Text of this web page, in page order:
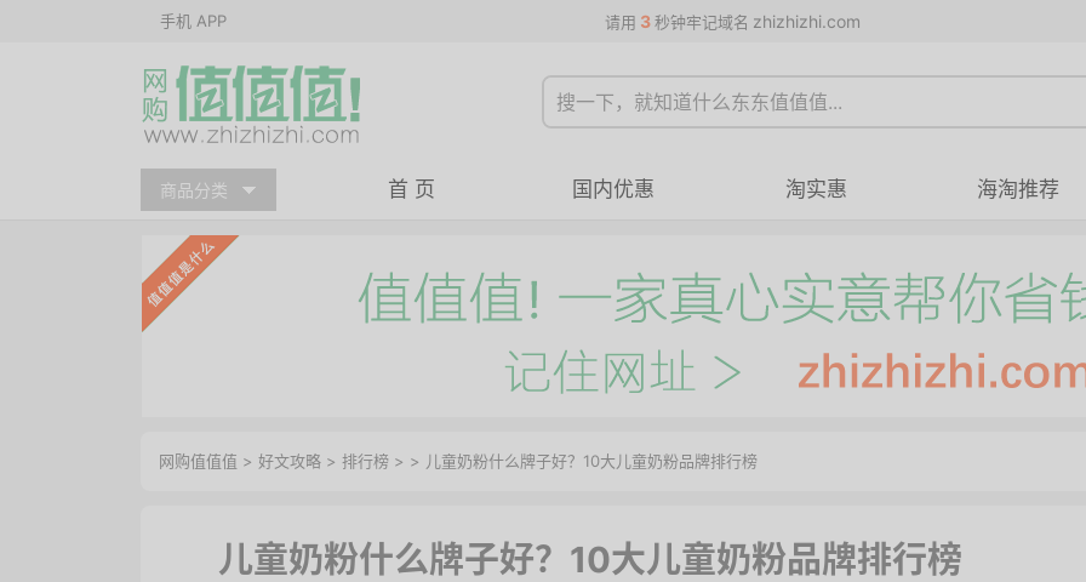
手机 APP 请用 3 秒钟牢记域名 zhizhizhi.com
商品分类 首 页 国内优惠 淘实惠 海淘推荐
网购值值值 > 好文攻略 > 排行榜 > > 儿童奶粉什么牌子好？10大儿童奶粉品牌排行榜
儿童奶粉什么牌子好？10大儿童奶粉品牌排行榜